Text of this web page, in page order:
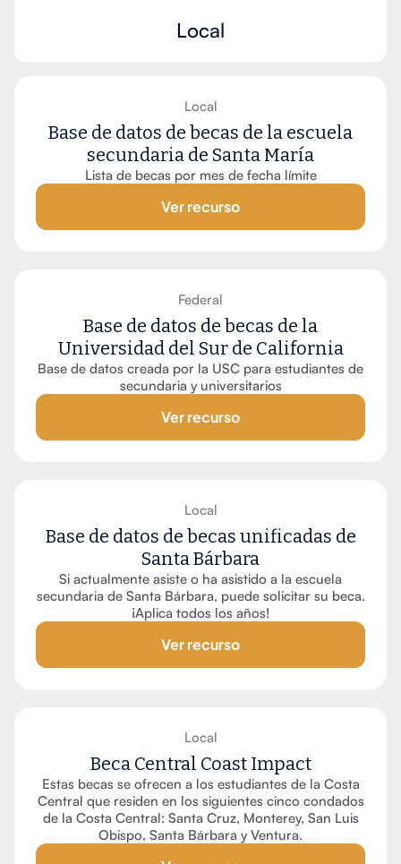
Local
Local
Base de datos de becas de la escuela
secundaria de Santa María
Lista de becas por mes de fecha límite
Ver recurso
Federal
Base de datos de becas de la
Universidad del Sur de California
Base de datos creada por la USC para estudiantes de
secundaria y universitarios
Ver recurso
Local
Base de datos de becas unificadas de
Santa Bárbara
Si actualmente asiste o ha asistido a la escuela
secundaria de Santa Bárbara, puede solicitar su beca.
¡Aplica todos los años!
Ver recurso
Local
Beca Central Coast Impact
Estas becas se ofrecen a los estudiantes de la Costa
Central que residen en los siguientes cinco condados
de la Costa Central: Santa Cruz, Monterey, San Luis
Obispo, Santa Bárbara y Ventura.